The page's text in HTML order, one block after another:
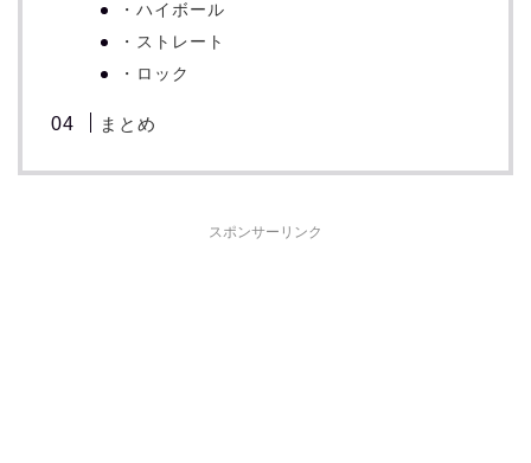
・ハイボール
・ストレート
・ロック
まとめ
スポンサーリンク